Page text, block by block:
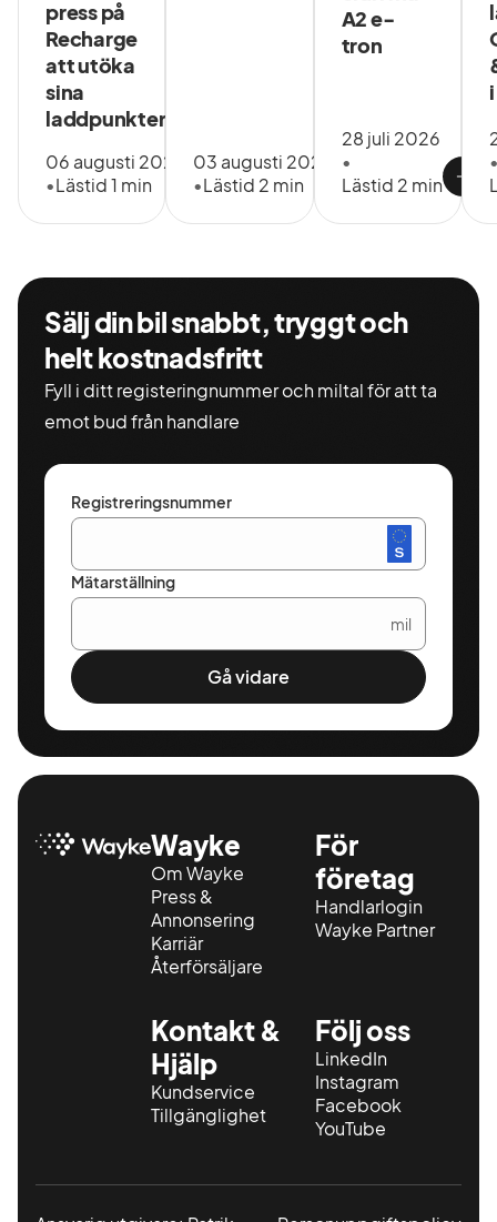
press på
Recharge
att utöka
sina
laddpunkter
06 augusti 2026
•Lästid 1 min
03 augusti 2026
•Lästid 2 min
A2 e-
tron
28 juli 2026
•
Lästid 2 min
Sälj din bil snabbt, tryggt och
helt kostnadsfritt
Fyll i ditt registeringnummer och miltal för att ta
emot bud från handlare
Registreringsnummer
Mätarställning
mil
Gå vidare
Wayke
Om Wayke
Press &
Annonsering
Karriär
Återförsäljare
För
företag
Handlarlogin
Wayke Partner
Kontakt &
Hjälp
Kundservice
Tillgänglighet
Följ oss
LinkedIn
Instagram
Facebook
YouTube